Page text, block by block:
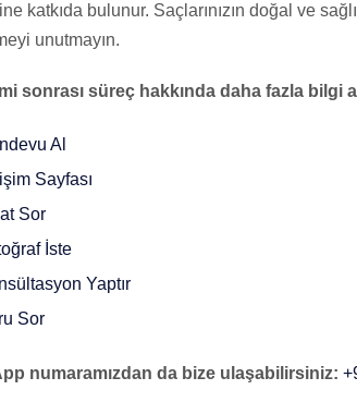
katkıda bulunur. Saçlarınızın doğal ve
unutmayın.
sonrası süreç hakkında daha fazla
Al
Sayfası
Sor
İste
Yaptır
Sor
numaramızdan da bize ulaşabilirsiniz: